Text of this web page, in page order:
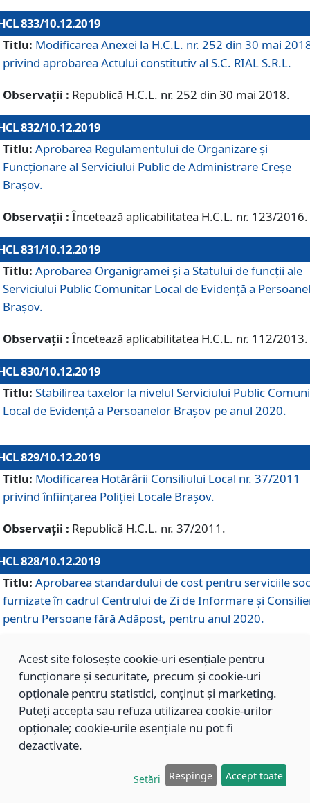
833/10.12.2019
Titlu: Modificarea Anexei la H.C.L. nr. 252 din 30 mai
privind aprobarea Actului constitutiv al S.C. RIAL S.R.L.
Observații : Republică H.C.L. nr. 252 din 30 mai 2018.
832/10.12.2019
Titlu: Aprobarea Regulamentului de Organizare și
Funcționare al Serviciului Public de Administrare Creșe
Brașov.
Observații : Încetează aplicabilitatea H.C.L. nr. 123/2016.
831/10.12.2019
Titlu: Aprobarea Organigramei și a Statului de funcții ale
Serviciului Public Comunitar Local de Evidență a
Brașov.
Observații : Încetează aplicabilitatea H.C.L. nr. 112/2013.
830/10.12.2019
Titlu: Stabilirea taxelor la nivelul Serviciului Public
Local de Evidenţă a Persoanelor Braşov pe anul 2020.
829/10.12.2019
Titlu: Modificarea Hotărârii Consiliului Local nr. 37/2011
privind înființarea Poliției Locale Brașov.
Observații : Republică H.C.L. nr. 37/2011.
828/10.12.2019
Titlu: Aprobarea standardului de cost pentru serviciile
furnizate în cadrul Centrului de Zi de Informare și
pentru Persoane fără Adăpost, pentru anul 2020.
827/10.12.2019
Aprobarea standardului de cost pentru serviciile
furnizate în cadrul Centrului Rezidențial pentru Persoane
Adăpost, pentru anul 2020.
Aprobarea standardului de cost pentru serviciile
Acest site folosește cookie-uri esențiale pentru
funcționare și securitate, precum și cookie-uri
opționale pentru statistici, conținut și marketing.
Puteți accepta sau refuza utilizarea cookie-urilor
opționale; cookie-urile esențiale nu pot fi
dezactivate.
Setări Respinge Accept toate